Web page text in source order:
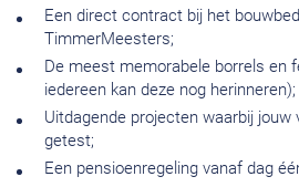
Een direct contract bij het
TimmerMeesters;
De meest memorabele borrels en
iedereen kan deze nog herinneren);
Uitdagende projecten waarbij
getest;
Een pensioenregeling vanaf dag